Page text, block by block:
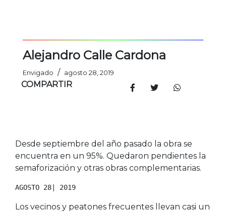
Alejandro Calle Cardona
Envigado / agosto 28, 2019
COMPARTIR
Desde septiembre del año pasado la obra se
encuentra en un 95%. Quedaron pendientes la
semaforización y otras obras complementarias.
AGOSTO 28| 2019
Los vecinos y peatones frecuentes llevan casi un